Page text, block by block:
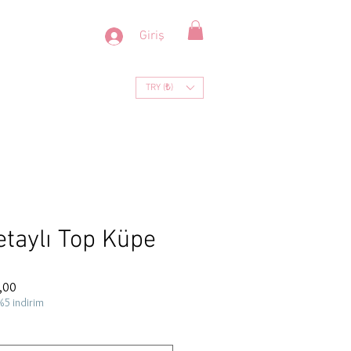
Giriş
TRY (₺)
Top Küpe
Fiyat
indirim